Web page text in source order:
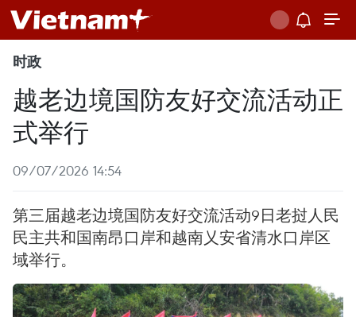
时政
越老边境国防友好交流活动正
式举行
09/07/2026 14:54
第三届越老边境国防友好交流活动9日老挝人民
民主共和国南昂口岸和越南乂安省清水口岸区
域举行。